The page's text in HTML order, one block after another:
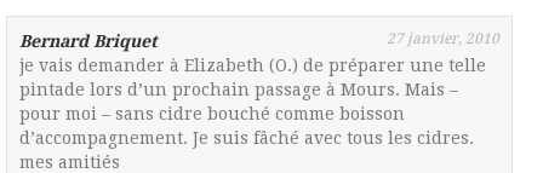
Bernard Briquet 27 janvier, 2010
je vais demander à Elizabeth (O.) de préparer une telle
pintade lors d’un prochain passage à Mours. Mais –
pour moi – sans cidre bouché comme boisson
d’accompagnement. Je suis fâché avec tous les cidres.
mes amitiés